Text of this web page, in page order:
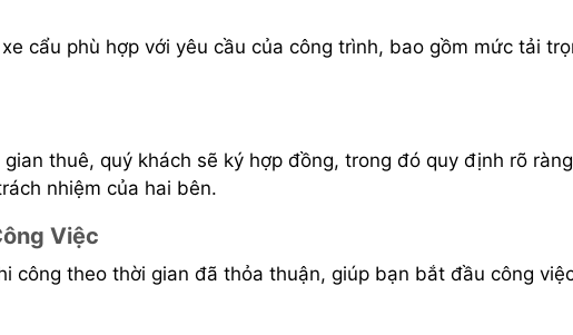
cẩu phù hợp với yêu cầu của công trình, bao gồm mức tải
thuê, quý khách sẽ ký hợp đồng, trong đó quy định rõ ràng
nhiệm của hai bên.
Việc
công theo thời gian đã thỏa thuận, giúp bạn bắt đầu công